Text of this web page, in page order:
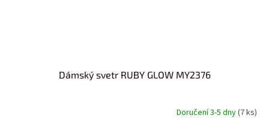
Dámský svetr RUBY GLOW MY2376
Doručení 3-5 dny(7 ks)